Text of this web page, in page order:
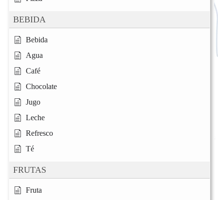
BEBIDA
Bebida
Agua
Café
Chocolate
Jugo
Leche
Refresco
Té
FRUTAS
Fruta